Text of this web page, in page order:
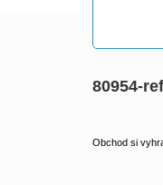
80954-
Obchod si